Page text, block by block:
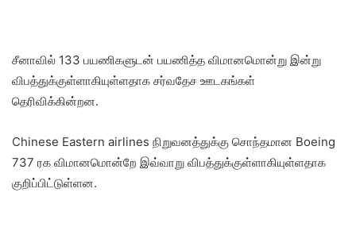
சீனாவில் 133 பயணிகளுடன் பயணித்த விமானமொன்று இன்று
விபத்துக்குள்ளாகியுள்ளதாக சர்வதேச ஊடகங்கள்
தெரிவிக்கின்றன.
Chinese Eastern airlines நிறுவனத்துக்கு சொந்தமான Boeing
737 ரக விமானமொன்றே இவ்வாறு விபத்துக்குள்ளாகியுள்ளதாக
குறிப்பிட்டுள்ளன.